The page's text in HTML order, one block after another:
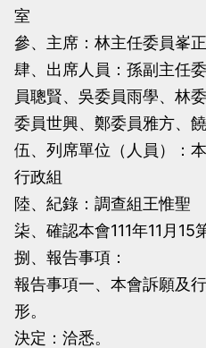
室
參、主席：林主任委員峯正
肆、出席人員：孫副主任
員聰賢、吳委員雨學、林
委員世興、鄭委員雅方、
伍、列席單位（人員）：
行政組
陸、紀錄：調查組王惟聖
柒、確認本會111年11月15
捌、報告事項：
報告事項一、本會訴願及
形。
決定：洽悉。